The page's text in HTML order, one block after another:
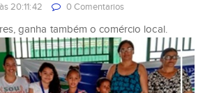
20:11:42 0 Comentarios
ganha também o comércio local.